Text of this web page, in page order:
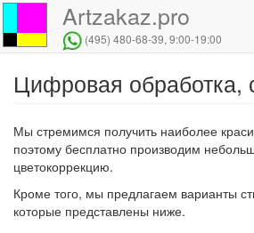
Перейти
содержанию
Artzakaz.pro
(495) 480-68-39, 9:00-19:00
Цифровая обработка,
Мы стремимся получить наиболее
поэтому бесплатно производим
цветокоррекцию.
Кроме того, мы предлагаем варианты
которые представлены ниже.